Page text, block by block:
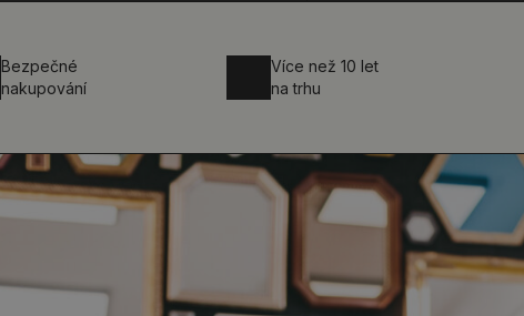
Bezpečné
nakupování
Více než 10 let
na trhu